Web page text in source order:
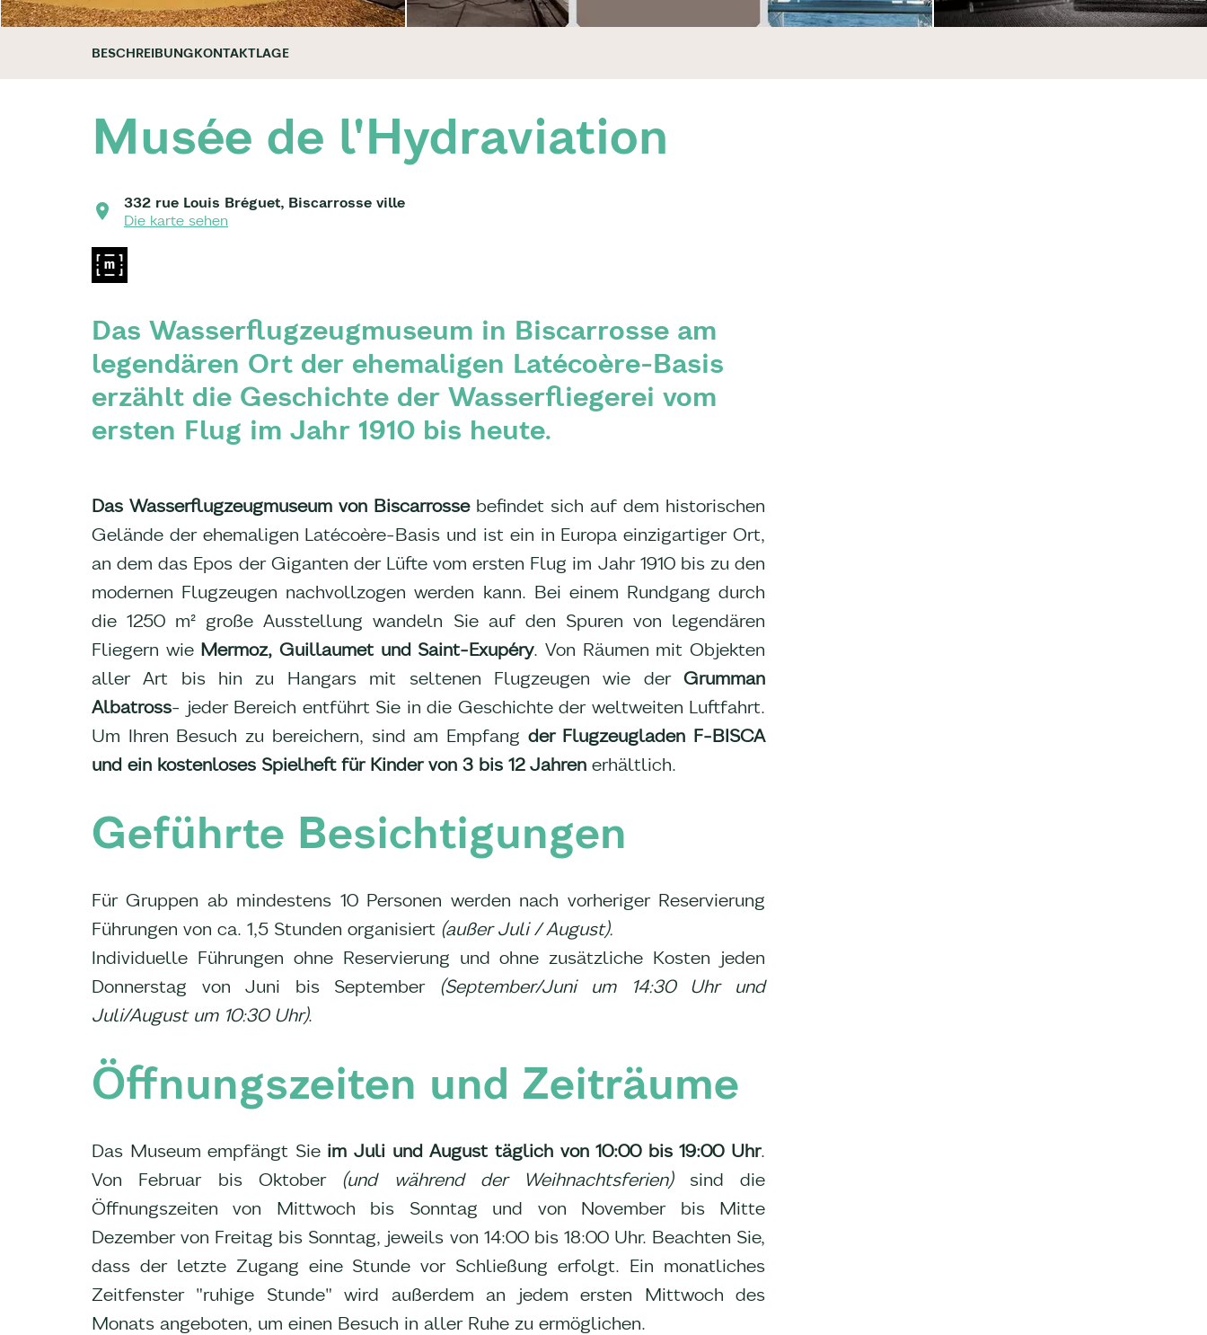
BESCHREIBUNGKONTAKTLAGE
Musée de l'Hydraviation
332 rue Louis Bréguet, Biscarrosse ville
Die karte sehen
Das Wasserflugzeugmuseum in Biscarrosse am
legendären Ort der ehemaligen Latécoère-Basis
erzählt die Geschichte der Wasserfliegerei vom
ersten Flug im Jahr 1910 bis heute.
Das Wasserflugzeugmuseum von Biscarrossebefindet sich auf dem historischen
Gelände der ehemaligen Latécoère-Basis und ist ein in Europa einzigartiger Ort,
an dem das Epos der Giganten der Lüfte vom ersten Flug im Jahr 1910 bis zu den
modernen Flugzeugen nachvollzogen werden kann. Bei einem Rundgang durch
die 1250 m² große Ausstellung wandeln Sie auf den Spuren von legendären
Fliegern wie Mermoz, Guillaumet und Saint-Exupéry. Von Räumen mit Objekten
aller Art bis hin zu Hangars mit seltenen Flugzeugen wie der Grumman
Albatross- jeder Bereich entführt Sie in die Geschichte der weltweiten Luftfahrt.
Um Ihren Besuch zu bereichern, sind am Empfang der Flugzeugladen F-BISCA
und ein kostenloses Spielheft für Kinder von 3 bis 12 Jahren erhältlich.
Geführte Besichtigungen
Für Gruppen ab mindestens 10 Personen werden nach vorheriger Reservierung
Führungen von ca. 1,5 Stunden organisiert (außer Juli / August).
Individuelle Führungen ohne Reservierung und ohne zusätzliche Kosten jeden
Donnerstag von Juni bis September(September/Juni um 14:30 Uhr und
Juli/August um 10:30 Uhr).
Öffnungszeiten und Zeiträume
Das Museum empfängt Sie im Juli und August täglich von 10:00 bis 19:00 Uhr.
Von Februar bis Oktober(und während der Weihnachtsferien)sind die
Öffnungszeiten von Mittwoch bis Sonntag und von November bis Mitte
Dezember von Freitag bis Sonntag, jeweils von 14:00 bis 18:00 Uhr. Beachten Sie,
dass der letzte Zugang eine Stunde vor Schließung erfolgt. Ein monatliches
Zeitfenster "ruhige Stunde" wird außerdem an jedem ersten Mittwoch des
Monats angeboten, um einen Besuch in aller Ruhe zu ermöglichen.